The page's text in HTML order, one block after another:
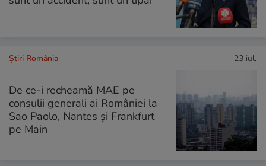
Știri România 23 iul.
De ce-i recheamă MAE pe
consulii generali ai României la
Sao Paolo, Nantes şi Frankfurt
pe Main